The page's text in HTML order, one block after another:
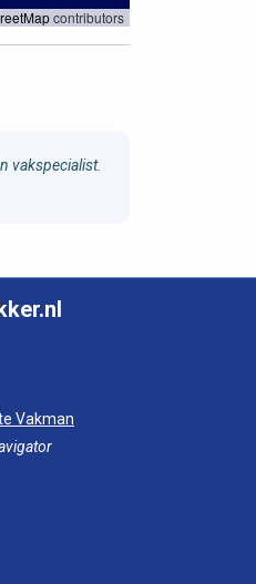
contributors
vakspecialist.
Vakman